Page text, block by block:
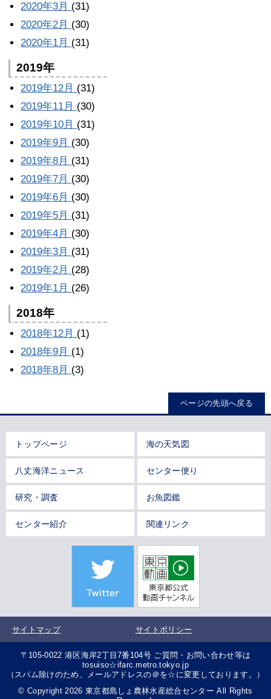
2020年3月 (31)
2020年2月 (30)
2020年1月 (31)
2019年
2019年12月 (31)
2019年11月 (30)
2019年10月 (31)
2019年9月 (30)
2019年8月 (31)
2019年7月 (30)
2019年6月 (30)
2019年5月 (31)
2019年4月 (30)
2019年3月 (31)
2019年2月 (28)
2019年1月 (26)
2018年
2018年12月 (1)
2018年9月 (1)
2018年8月 (3)
ページの先頭へ戻る
トップページ 海の天気図
八丈海洋ニュース センター便り
研究・調査 お魚図鑑
センター紹介 関連リンク
サイトマップ サイトポリシー
〒105-0022 港区海岸2丁目7番104号 ご質問・お問い合わせ等は
tosuiso☆ifarc.metro.tokyo.jp
（スパム除けのため、メールアドレスの＠を☆に変更しております。）
© Copyright 2026 東京都島しょ農林水産総合センター All Rights